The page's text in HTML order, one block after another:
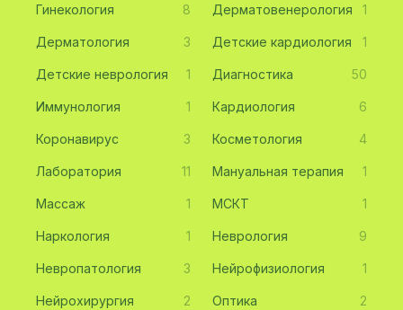
Гинекология 8 Дерматовенерология 1
Дерматология 3 Детские кардиология 1
Детские неврология 1 Диагностика 50
Иммунология 1 Кардиология 6
Коронавирус 3 Косметология 4
Лаборатория 11 Мануальная терапия 1
Массаж 1 МСКТ 1
Наркология 1 Неврология 9
Невропатология 3 Нейрофизиология 1
Нейрохирургия 2 Оптика 2